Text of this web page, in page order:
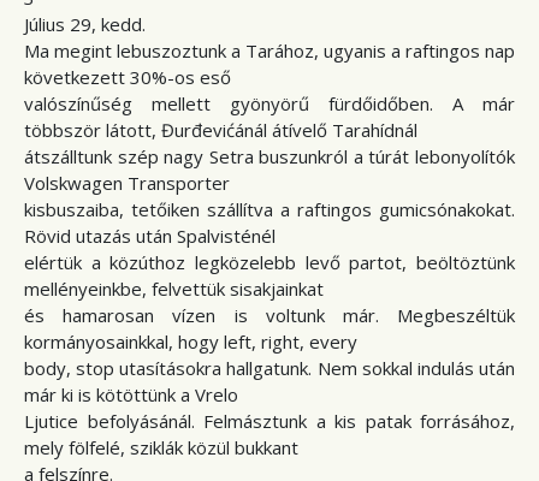
Július 29, kedd.
Ma megint lebuszoztunk a Tarához, ugyanis a raftingos nap
következett 30%-os eső
valószínűség mellett gyönyörű fürdőidőben. A már
többször látott, Đurđevićánál átívelő Tarahídnál
átszálltunk szép nagy Setra buszunkról a túrát lebonyolítók
Volskwagen Transporter
kisbuszaiba, tetőiken szállítva a raftingos gumicsónakokat.
Rövid utazás után Spalvisténél
elértük a közúthoz legközelebb levő partot, beöltöztünk
mellényeinkbe, felvettük sisakjainkat
és hamarosan vízen is voltunk már. Megbeszéltük
kormányosainkkal, hogy left, right, every
body, stop utasításokra hallgatunk. Nem sokkal indulás után
már ki is kötöttünk a Vrelo
Ljutice befolyásánál. Felmásztunk a kis patak forrásához,
mely fölfelé, sziklák közül bukkant
a felszínre.